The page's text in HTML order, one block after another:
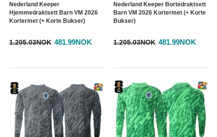
Nederland Keeper
Hjemmedraktsett Barn VM 2026
Kortermet (+ Korte Bukser)
1.205.03NOK 481.99NOK
Nederland Keeper Bortedraktsett
Barn VM 2026 Kortermet (+ Korte
Bukser)
1.205.03NOK 481.99NOK